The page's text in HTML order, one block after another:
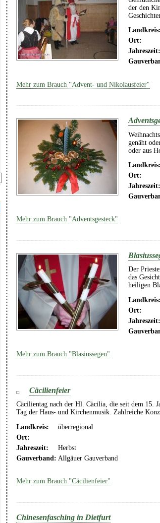
der den
Landkreis:
Ort:
Jahreszeit:
Mehr zum Brauch "Advent- und Nikolausfeier"
genäht
oder aus
Landkreis:
Ort:
Jahreszeit:
Mehr zum Brauch "Adventsgesteck"
Der
das
heiligen
Landkreis:
Ort:
Jahreszeit:
Mehr zum Brauch "Blasiussegen"
Cäcilienfeier
Cäcilientag nach der Hl. Cäcilia, die seit dem 15.
Tag der Haus- und Kirchenmusik. Zahlreiche
Landkreis:
überregional
Ort:
Jahreszeit:
Herbst
Gauverband: Allgäuer Gauverband
Mehr zum Brauch "Cäcilienfeier"
Chinesenfasching in Dietfurt